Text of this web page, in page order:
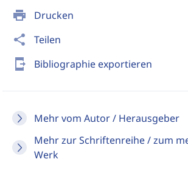
print Drucken
share Teilen
send_to_mobile Bibliographie exportieren
Mehr vom Autor / Herausgeber
Mehr zur Schriftenreihe / zum
Werk